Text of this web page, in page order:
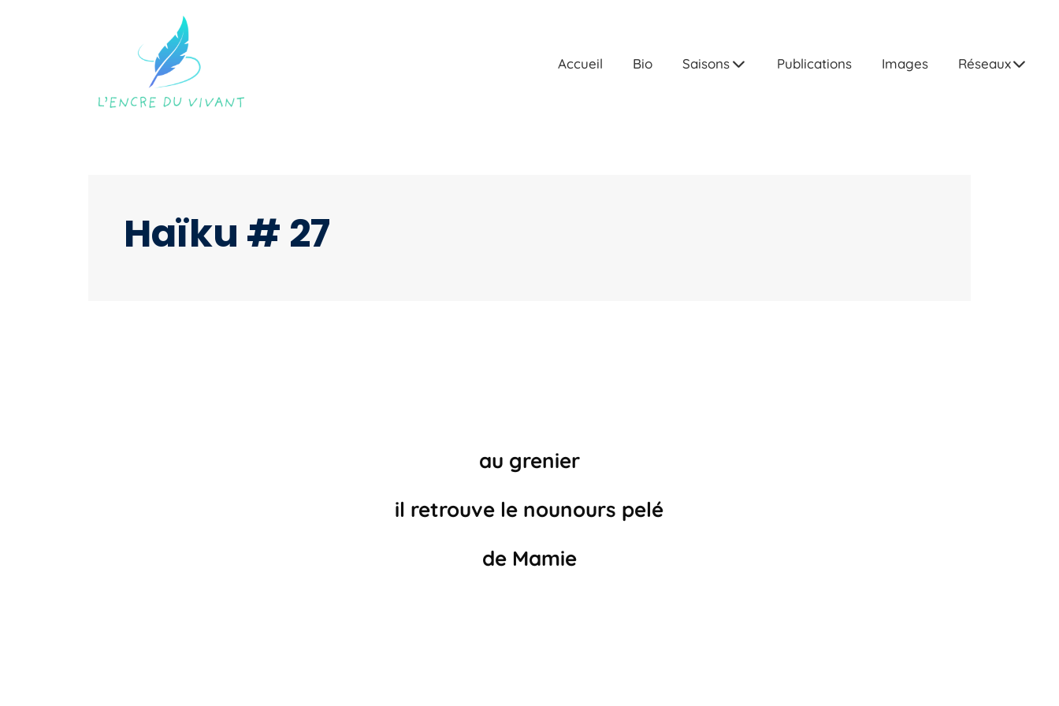
Accueil Bio Saisons Publications Images Réseaux
Haïku # 27
au grenier
il retrouve le nounours pelé
de Mamie